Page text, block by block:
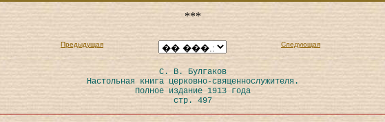
***
Предыдущая Следующая
С. В. Булгаков
Настольная книга церковно-священнослужителя.
Полное издание 1913 года
стр. 497